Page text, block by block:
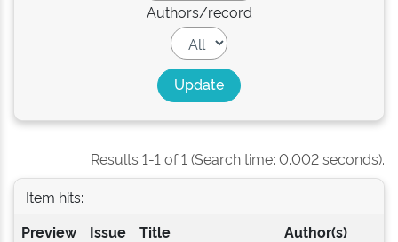
Authors/record
Results 1-1 of 1 (Search time: 0.002 seconds).
Item hits:
Preview
Issue
Title Author(s)